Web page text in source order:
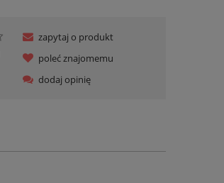
zapytaj o produkt
poleć znajomemu
dodaj opinię